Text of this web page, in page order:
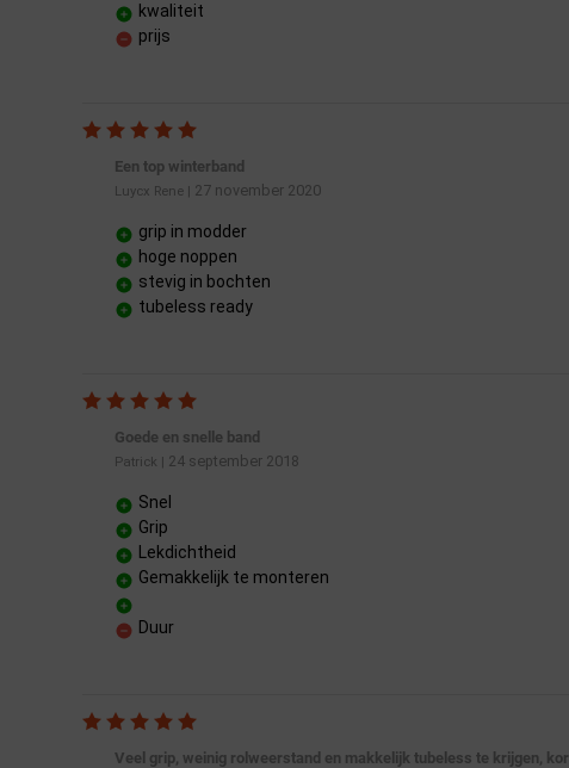
kwaliteit
prijs
Een top winterband
Luycx Rene| 27 november 2020
grip in modder
hoge noppen
stevig in bochten
tubeless ready
Goede en snelle band
Patrick | 24 september 2018
Snel
Grip
Lekdichtheid
Gemakkelijk te monteren
Duur
Veel grip, weinig rolweerstand en makkelijk tubeless te krijgen, kor